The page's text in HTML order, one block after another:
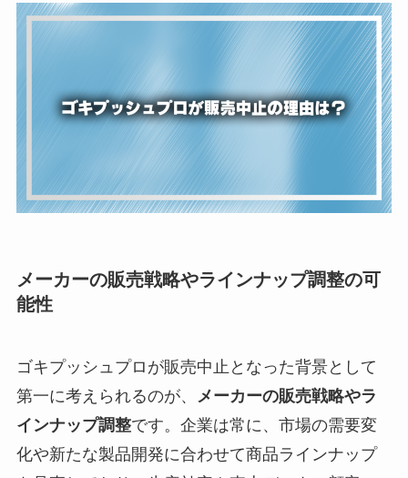
メーカーの販売戦略やラインナップ調整の可
能性
ゴキプッシュプロが販売中止となった背景として
第一に考えられるのが、 メーカーの販売戦略やラ
インナップ調整です。企業は常に、市場の需要変
化や新たな製品開発に合わせて商品ラインナップ